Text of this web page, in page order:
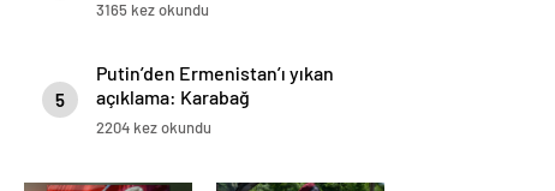
3165 kez okundu
5
Putin’den Ermenistan’ı yıkan
açıklama: Karabağ
Azerbaycan’ın ayrılmaz bir
2204 kez okundu